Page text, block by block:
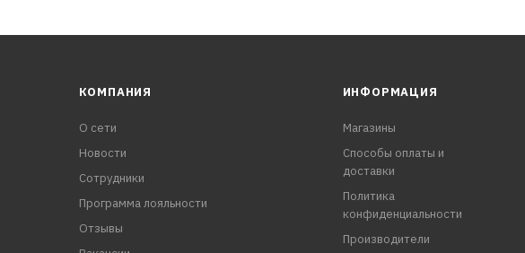
КОМПАНИЯ
О сети
Новости
Сотрудники
Программа лояльности
Отзывы
ИНФОРМАЦИЯ
Магазины
Способы оплаты и
доставки
Политика
конфиденциальности
Производители